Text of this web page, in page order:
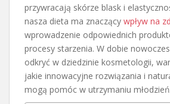
przywracają skórze blask i
nasza dieta ma znaczący wpływ na
wprowadzenie odpowiednich
procesy starzenia. W dobie
odkryć w dziedzinie kosmetologii,
jakie innowacyjne rozwiązania i
mogą pomóc w utrzymaniu